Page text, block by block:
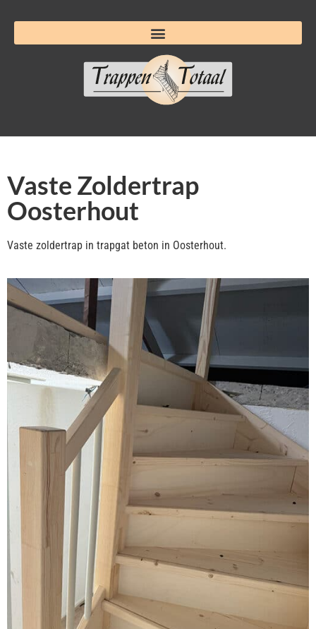
Vaste Zoldertrap
Oosterhout
Vaste zoldertrap in trapgat beton in Oosterhout.